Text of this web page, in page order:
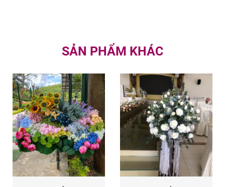
SẢN PHẨM KHÁC